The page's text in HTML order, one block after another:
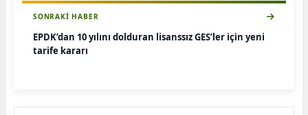
SONRAKI HABER
EPDK’dan 10 yılını dolduran lisanssız GES’ler için yeni
tarife kararı